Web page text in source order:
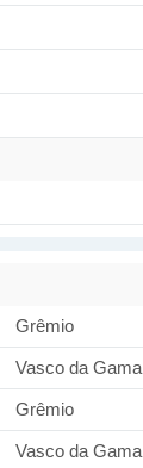
Grêmio
Vasco da Gama
Grêmio
Vasco da Gama